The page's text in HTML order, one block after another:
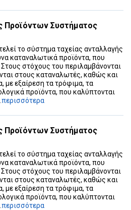
Προϊόντων Συστήματος
το σύστημα ταχείας ανταλλαγής
καταναλωτικά προϊόντα, που
Στους στόχους του περιλαμβάνονται
στους καταναλωτές, καθώς και
με εξαίρεση τα τρόφιμα, τα
προϊόντα, που καλύπτονται
περισσότερα
Προϊόντων Συστήματος
το σύστημα ταχείας ανταλλαγής
καταναλωτικά προϊόντα, που
Στους στόχους του περιλαμβάνονται
στους καταναλωτές, καθώς και
με εξαίρεση τα τρόφιμα, τα
προϊόντα, που καλύπτονται
περισσότερα